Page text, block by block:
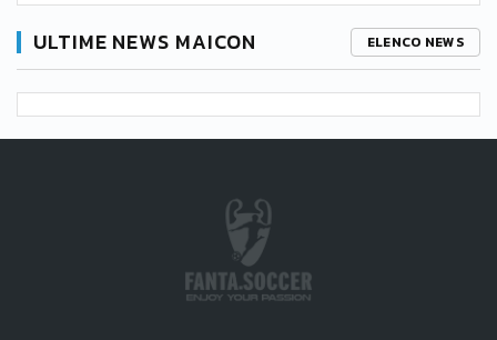
ULTIME NEWS MAICON ELENCO NEWS